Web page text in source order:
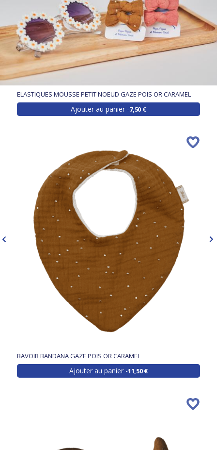
ELASTIQUES MOUSSE PETIT NOEUD GAZE POIS OR CARAMEL
Ajouter au panier 7,50 €
BAVOIR BANDANA GAZE POIS OR CARAMEL
Ajouter au panier 11,50 €